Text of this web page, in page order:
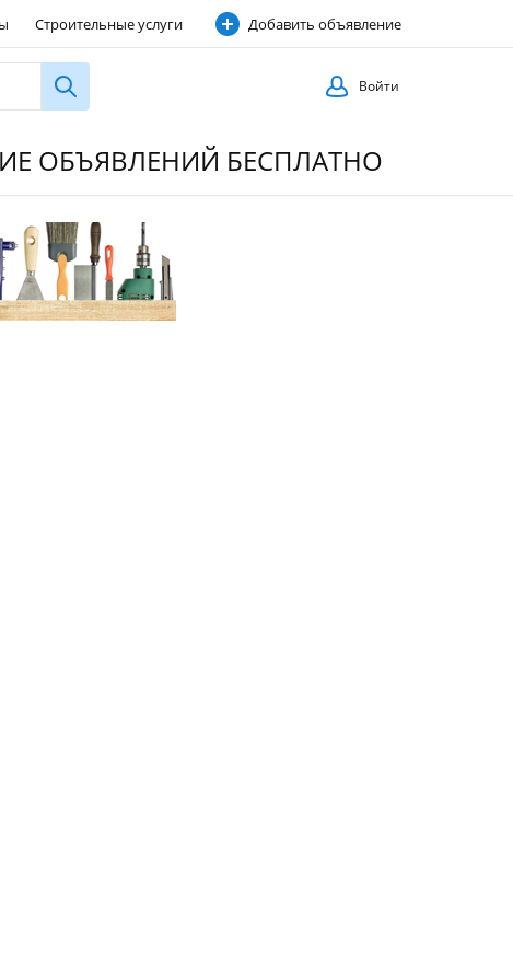
Строительные услуги Добавить объявление
Войти
ОБЪЯВЛЕНИЙ БЕСПЛАТНО